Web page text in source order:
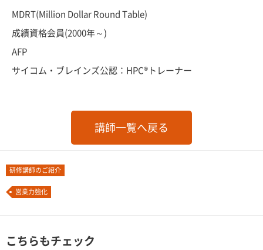
MDRT(Million Dollar Round Table)
成績資格会員(2000年～)
AFP
サイコム・ブレインズ公認：HPC®トレーナー
講師一覧へ戻る
研修講師のご紹介
営業力強化
こちらもチェック